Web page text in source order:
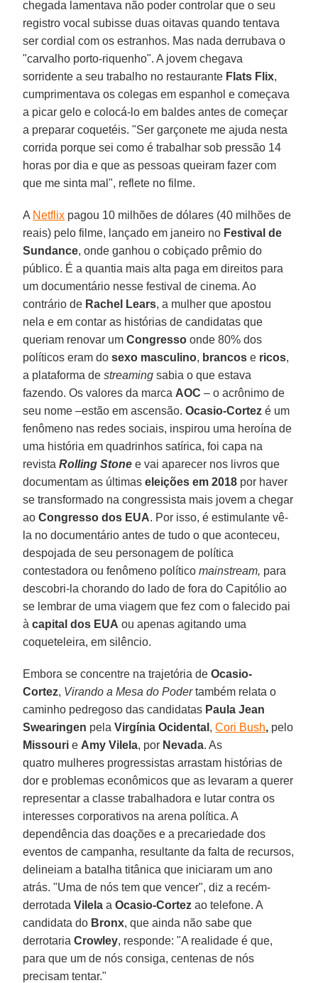
chegada lamentava não poder controlar que o seu
registro vocal subisse duas oitavas quando tentava
ser cordial com os estranhos. Mas nada derrubava o
"carvalho porto-riquenho". A jovem chegava
sorridente a seu trabalho no restaurante Flats Flix,
cumprimentava os colegas em espanhol e começava
a picar gelo e colocá-lo em baldes antes de começar
a preparar coquetéis. "Ser garçonete me ajuda nesta
corrida porque sei como é trabalhar sob pressão 14
horas por dia e que as pessoas queiram fazer com
que me sinta mal", reflete no filme.
A Netflix pagou 10 milhões de dólares (40 milhões de
reais) pelo filme, lançado em janeiro no Festival de
Sundance, onde ganhou o cobiçado prêmio do
público. É a quantia mais alta paga em direitos para
um documentário nesse festival de cinema. Ao
contrário de Rachel Lears, a mulher que apostou
nela e em contar as histórias de candidatas que
queriam renovar umCongresso onde 80% dos
políticos eram dosexo masculino, brancos e ricos,
a plataforma destreamingsabia o que estava
fazendo. Os valores da marca AOC – o acrônimo de
seu nome –estão em ascensão.Ocasio-Cortez é um
fenômeno nas redes sociais, inspirou uma heroína de
uma história em quadrinhos satírica, foi capa na
revistaRolling Stone e vai aparecer nos livros que
documentam as últimaseleições em 2018 por haver
se transformado na congressista mais jovem a chegar
aoCongresso dos EUA. Por isso, é estimulante vê-
la no documentário antes de tudo o que aconteceu,
despojada de seu personagem de política
contestadora ou fenômeno políticomainstream, para
descobri-la chorando do lado de fora do Capitólio ao
se lembrar de uma viagem que fez com o falecido pai
àcapital dos EUA ou apenas agitando uma
coqueteleira, em silêncio.
Embora se concentre na trajetória deOcasio-
Cortez, Virando a Mesa do Podertambém relata o
caminho pedregoso das candidatas Paula Jean
Swearingen pelaVirgínia Ocidental ,Cori Bush, pelo
Missouri e Amy Vilela, por Nevada. As
quatro mulheres progressistas arrastam histórias de
dor e problemas econômicos que as levaram a querer
representar a classe trabalhadora e lutar contra os
interesses corporativos na arena política. A
dependência das doações e a precariedade dos
eventos de campanha, resultante da falta de recursos,
delineiam a batalha titânica que iniciaram um ano
atrás. "Uma de nós tem que vencer", diz a recém-
derrotadaVilela aOcasio-Cortez ao telefone. A
candidata do Bronx, que ainda não sabe que
derrotariaCrowley, responde: "A realidade é que,
para que um de nós consiga, centenas de nós
precisam tentar."